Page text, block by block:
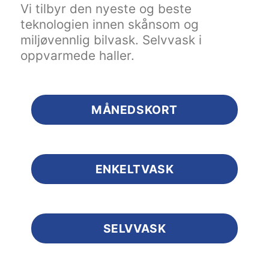
Vi tilbyr den nyeste og beste
teknologien innen skånsom og
miljøvennlig bilvask. Selvvask i
oppvarmede haller.
MÅNEDSKORT
ENKELTVASK
SELVVASK